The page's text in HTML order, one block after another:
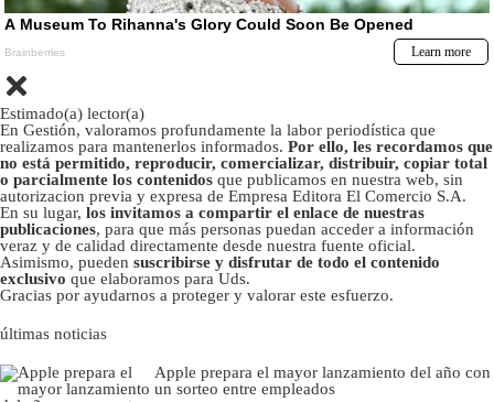
Estimado(a) lector(a)
En Gestión, valoramos profundamente la labor periodística que
realizamos para mantenerlos informados. Por ello, les recordamos que
no está permitido, reproducir, comercializar, distribuir, copiar total
o parcialmente los contenidos que publicamos en nuestra web, sin
autorizacion previa y expresa de Empresa Editora El Comercio S.A.
En su lugar, los invitamos a compartir el enlace de nuestras
publicaciones, para que más personas puedan acceder a información
veraz y de calidad directamente desde nuestra fuente oficial.
Asimismo, pueden suscribirse y disfrutar de todo el contenido
exclusivo que elaboramos para Uds.
Gracias por ayudarnos a proteger y valorar este esfuerzo.
últimas noticias
Apple prepara el mayor lanzamiento del año con
un sorteo entre empleados